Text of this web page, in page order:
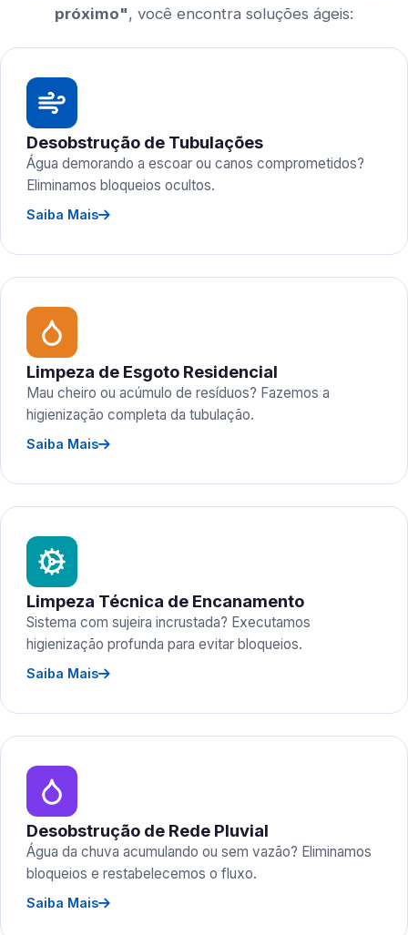
próximo", você encontra soluções ágeis:
Desobstrução de Tubulações
Água demorando a escoar ou canos comprometidos?
Eliminamos bloqueios ocultos.
Saiba Mais
Limpeza de Esgoto Residencial
Mau cheiro ou acúmulo de resíduos? Fazemos a
higienização completa da tubulação.
Saiba Mais
Limpeza Técnica de Encanamento
Sistema com sujeira incrustada? Executamos
higienização profunda para evitar bloqueios.
Saiba Mais
Desobstrução de Rede Pluvial
Água da chuva acumulando ou sem vazão? Eliminamos
bloqueios e restabelecemos o fluxo.
Saiba Mais